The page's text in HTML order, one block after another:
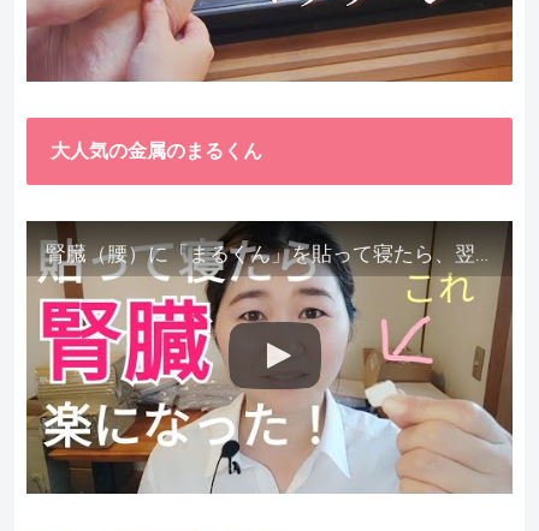
大人気の金属のまるくん
腎臓（腰）に「まるくん」を貼って寝たら、翌朝めちゃ楽でびっくりしました。腎臓叩いても痛くない！【お客様の声を試してみた】